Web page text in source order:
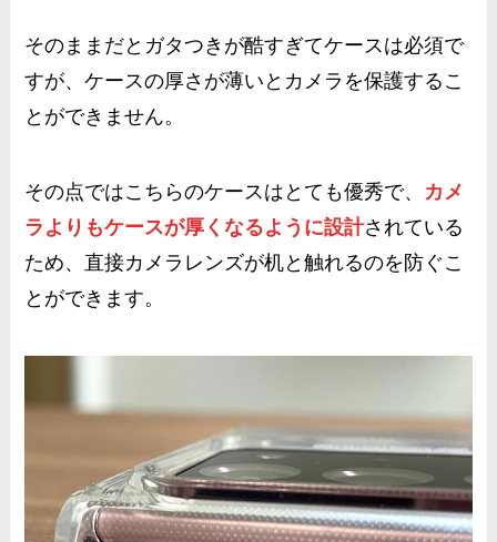
そのままだとガタつきが酷すぎてケースは必須で
すが、ケースの厚さが薄いとカメラを保護するこ
とができません。
その点ではこちらのケースはとても優秀で、 カメ
ラよりもケースが厚くなるように設計されている
ため、直接カメラレンズが机と触れるのを防ぐこ
とができます。